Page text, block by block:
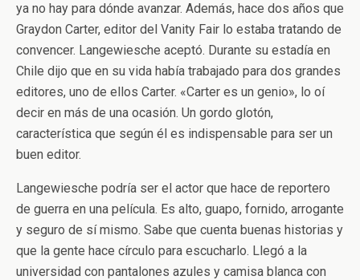
ya no hay para dónde avanzar. Además, hace dos años que
Graydon Carter, editor del Vanity Fair lo estaba tratando de
convencer. Langewiesche aceptó. Durante su estadía en
Chile dijo que en su vida había trabajado para dos grandes
editores, uno de ellos Carter. «Carter es un genio», lo oí
decir en más de una ocasión. Un gordo glotón,
característica que según él es indispensable para ser un
buen editor.
Langewiesche podría ser el actor que hace de reportero
de guerra en una película. Es alto, guapo, fornido, arrogante
y seguro de sí mismo. Sabe que cuenta buenas historias y
que la gente hace círculo para escucharlo. Llegó a la
universidad con pantalones azules y camisa blanca con